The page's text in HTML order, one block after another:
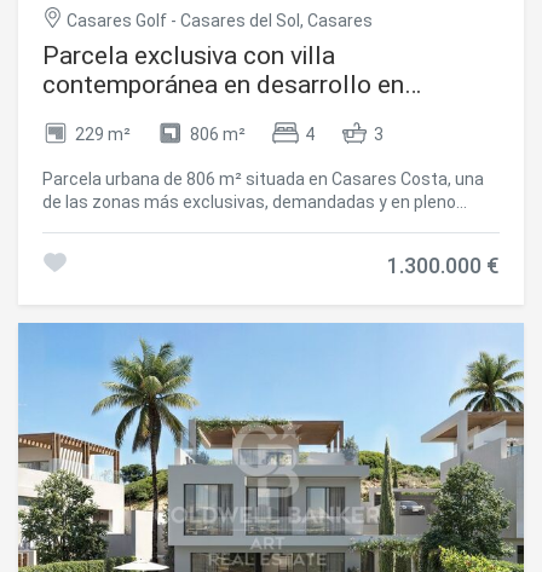
Casares Golf - Casares del Sol, Casares
Parcela exclusiva con villa
contemporánea en desarrollo en
229 m² 806 m² 4 3
Parcela urbana de 806 m² situada en Casares Costa, una
de las zonas más exclusivas, demandadas y en pleno
atractivo proyecto para la construcción de una vivienda
funcionalidad, incluyendo 4 dormitorios, 3 de ellos con
baño en suite, amplias terrazas y espacios abiertos
pensados para disfrutar del estilo de vida mediterráneo.
Además, el proyecto contempla un sótano de
aproximadamente 105 m², ideal para destinarlo a garaje,
sala de ocio, gimnasio o cualquier otro uso según las
necesidades del futuro propietario, así como una
espectacular piscina privada de 28 m². La propiedad
actualmente no está construida y se encuentra en fase
de proyecto y desarrollo, con previsión de finalización para
1.300.000 €